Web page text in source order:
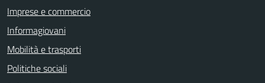
Imprese e commercio
Informagiovani
Mobilità e trasporti
Politiche sociali